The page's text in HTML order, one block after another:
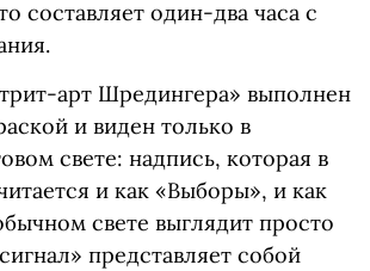
составляет один-два часа с
арт Шредингера» выполнен
и виден только в
свете: надпись, которая в
и как «Выборы», и как
свете выглядит просто
представляет собой